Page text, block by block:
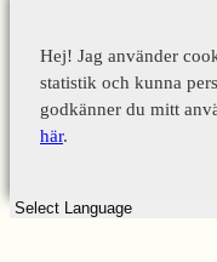
Hej! Jag använder
statistik och kunna
godkänner du mitt
här.